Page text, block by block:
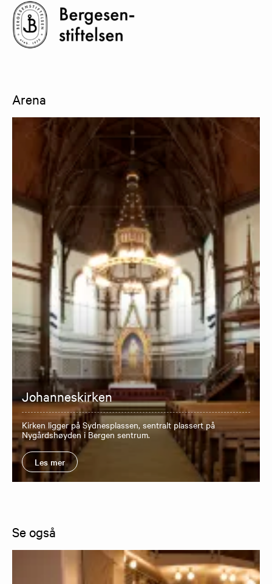
Arena
Johanneskirken
Kirken ligger på Sydnesplassen, sentralt plassert på
Nygårdshøyden i Bergen sentrum.
Les mer
Se også